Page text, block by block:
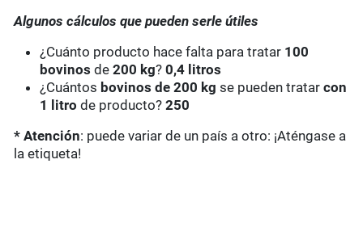
Algunos cálculos que pueden serle útiles
¿Cuánto producto hace falta para tratar 100
bovinosde200 kg?0,4 litros
¿Cuántos bovinos de 200 kg se pueden tratarcon
1 litro de producto?250
* Atención: puede variar de un país a otro: ¡Aténgase a
la etiqueta!